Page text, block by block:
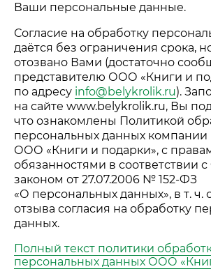
Ваши персональные данные.
Согласие на обработку
даётся без ограничения срока,
отозвано Вами (достаточно
представителю ООО «Книги и
по адресу info@belykrolik.ru).
на сайте www.belykrolik.ru, Вы
что ознакомлены Политикой
персональных данных компании
ООО «Книги и подарки», с
обязанностями в соответствии
законом от 27.07.2006 № 152-ФЗ
«О персональных данных», в т. ч.
отзыва согласия на обработку
данных.
Полный текст политики
персональных данных ООО